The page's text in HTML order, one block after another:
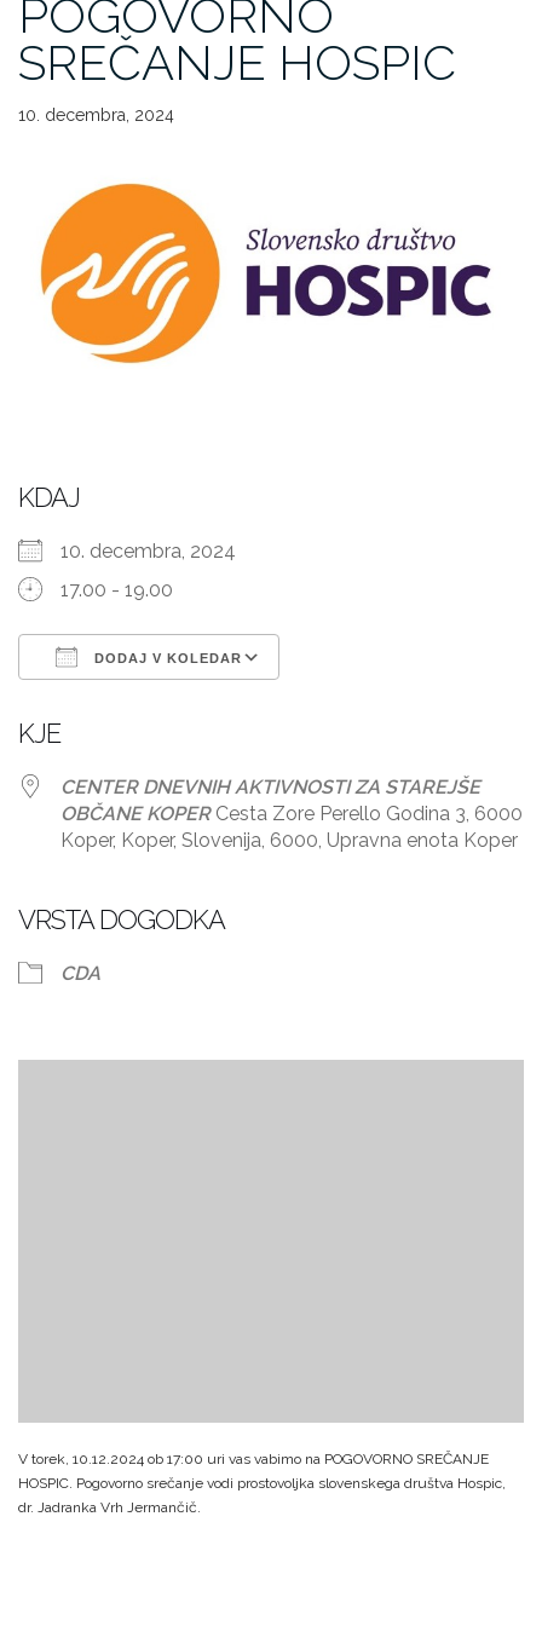
POGOVORNO
SREČANJE HOSPIC
10. decembra, 2024
KDAJ
10. decembra, 2024
17.00 - 19.00
DODAJ V KOLEDAR
KJE
CENTER DNEVNIH AKTIVNOSTI ZA STAREJŠE
OBČANE KOPERCesta Zore Perello Godina 3, 6000
Koper, Koper, Slovenija, 6000, Upravna enota Koper
VRSTA DOGODKA
CDA
V torek, 10.12.2024 ob 17:00 uri vas vabimo na POGOVORNO SREČANJE
HOSPIC. Pogovorno srečanje vodi prostovoljka slovenskega društva Hospic,
dr. Jadranka Vrh Jermančič.